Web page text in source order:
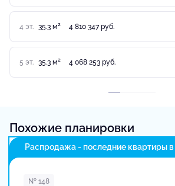
4 эт. 35.3 м2 4 810 347 руб.
5 эт. 35.3 м2 4 068 253 руб.
Похожие планировки
Распродажа - последние квартиры
№ 148